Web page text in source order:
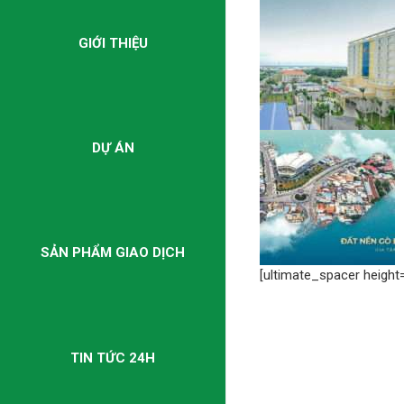
GIỚI THIỆU
DỰ ÁN
SẢN PHẨM GIAO DỊCH
TIN TỨC 24H
[ultimate_spacer